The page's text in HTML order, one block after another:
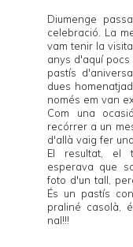
Diumenge
celebració. La
vam tenir la
anys d'aquí
pastís
dues
només em van
Com una
recórrer a un
d'allà vaig fer
El resultat, el
esperava que
foto d'un tall,
És un pastís
praliné casolà,
nal!!!